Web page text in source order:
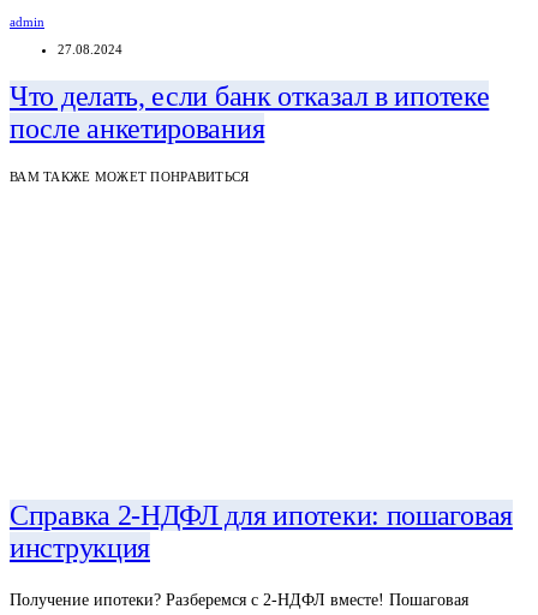
admin
27.08.2024
Что делать, если банк отказал в ипотеке
после анкетирования
ВАМ ТАКЖЕ МОЖЕТ ПОНРАВИТЬСЯ
Справка 2-НДФЛ для ипотеки: пошаговая
инструкция
Получение ипотеки? Разберемся с 2-НДФЛ вместе! Пошаговая